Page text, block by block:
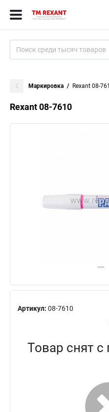
Маркировка Rexant 08-
Rexant 08-7610
Артикул: 08-7610
Товар снят с